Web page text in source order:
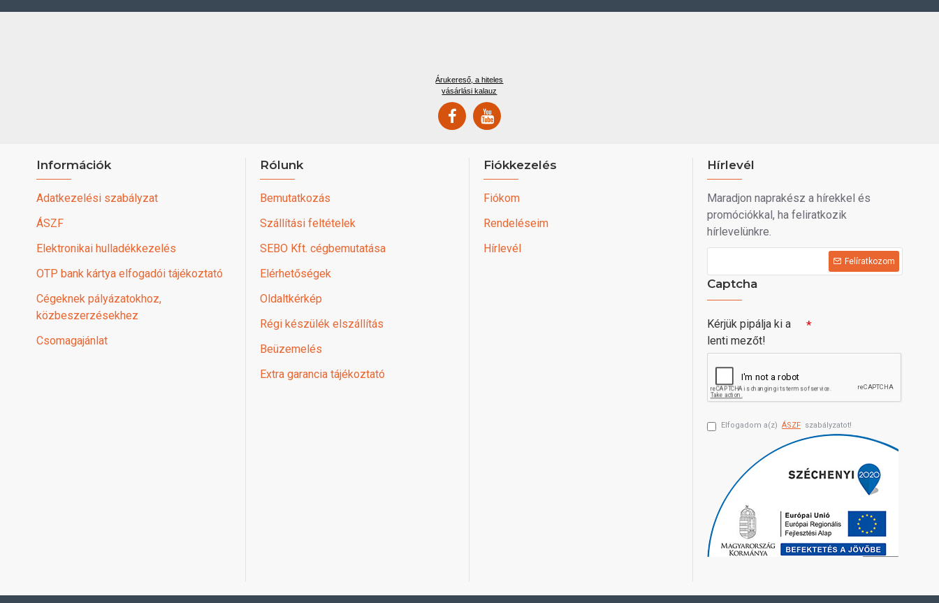
Árukereső, a hiteles
vásárlási kalauz
Információk
Adatkezelési szabályzat
ÁSZF
Elektronikai hulladékkezelés
OTP bank kártya elfogadói tájékoztató
Cégeknek pályázatokhoz,
közbeszerzésekhez
Csomagajánlat
Rólunk
Bemutatkozás
Szállítási feltételek
SEBO Kft. cégbemutatása
Elérhetőségek
Oldaltkérkép
Régi készülék elszállítás
Beüzemelés
Extra garancia tájékoztató
Fiókkezelés
Fiókom
Rendeléseim
Hírlevél
Hírlevél
Maradjon naprakész a hírekkel és
promóciókkal, ha feliratkozik
hírlevelünkre.
Felíratkozom
Captcha
Kérjük pipálja ki a
lenti mezőt!
Elfogadom a(z) ÁSZF szabályzatot!